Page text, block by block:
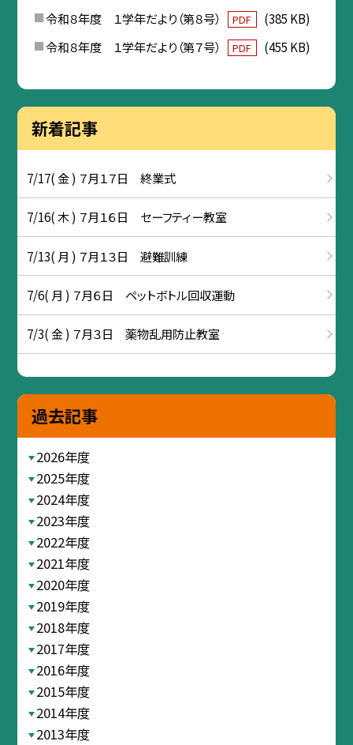
令和８年度 １学年だより（第８号） PDF
(385 KB)
令和８年度 １学年だより（第７号）
PDF (455 KB)
新着記事
7/17( 金 ) ７月１７日 終業式
7/16( 木 ) ７月１６日 セーフティー教室
7/13( 月 ) ７月１３日 避難訓練
7/6( 月 ) ７月６日 ペットボトル回収運動
7/3( 金 ) ７月３日 薬物乱用防止教室
過去記事
2026年度
2025年度
2024年度
2023年度
2022年度
2021年度
2020年度
2019年度
2018年度
2017年度
2016年度
2015年度
2014年度
2013年度